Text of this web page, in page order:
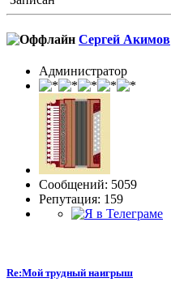
Сергей Акимов
Администратор
Сообщений: 5059
Репутация: 159
Re:Мой трудный наигрыш